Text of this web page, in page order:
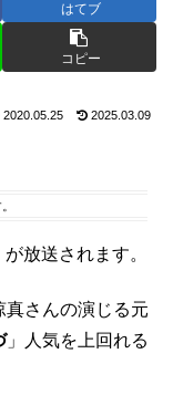
はてブ
コピー
2020.05.25 2025.03.09
が放送されます。
真さんの演じる元
」人気を上回れる